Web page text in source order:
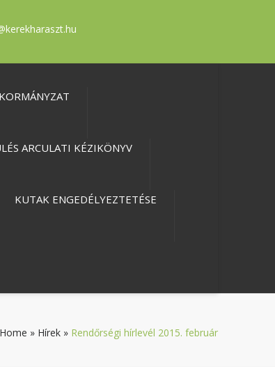
ARCULATI KÉZIKÖNYV
KUTAK ENGEDÉLYEZTETÉSE
Home » Hírek » Rendőrségi hírlevél 2015. február